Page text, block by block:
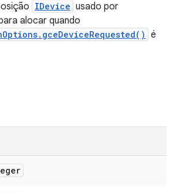
IDevice usado por
alocar quando
é